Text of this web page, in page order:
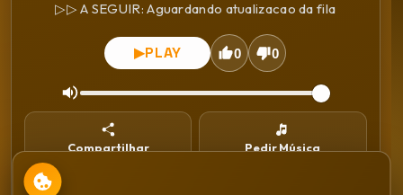
▷▷ A SEGUIR: Aguardando atualizacao da fila
▶PLAY 0 0
Compartilhar Pedir Música